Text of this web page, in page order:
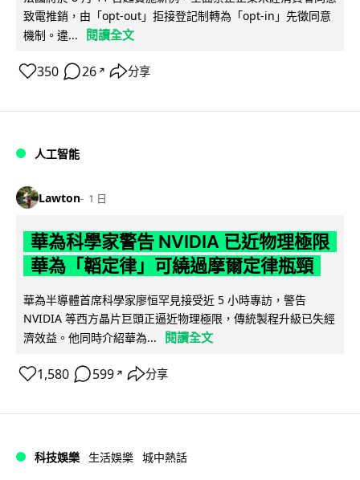
致電推銷，由「opt-out」拒接登記制轉為「opt-in」先徵同意
機制。違...
閱讀全文
350 26 ↗ 分享
人工智能
Lawton 1 日
華為科學家警告 NVIDIA 已近物理極限
華為「韜定律」可繞過摩爾定律瓶頸
華為半導體首席科學家廖恒罕見接受近 5 小時專訪，警告
NVIDIA 等西方晶片巨頭正逼近物理極限，傳統製程升級已失經
濟效益。他同時介紹華為...
閱讀全文
1,580 599 ↗ 分享
科技娛樂 生活娛樂 城中熱話